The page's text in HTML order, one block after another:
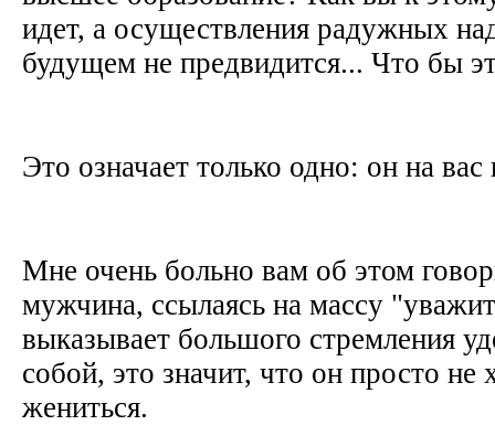
идет, а осуществления радужных
будущем не предвидится... Что бы
Это означает только одно: он на
Мне очень больно вам об этом
мужчина, ссылаясь на массу
выказывает большого стремления
собой, это значит, что он просто не
жениться.